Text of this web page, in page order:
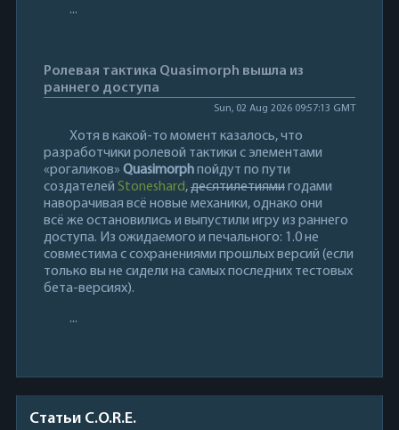
...
Ролевая тактика Quasimorph вышла из
раннего доступа
Sun, 02 Aug 2026 09:57:13 GMT
Хотя в какой-то момент казалось, что
разработчики ролевой тактики с элементами
«рогаликов» Quasimorphпойдут по пути
создателей Stoneshard,десятилетиямигодами
наворачивая всё новые механики, однако они
всё же остановились и выпустили игру из раннего
доступа. Из ожидаемого и печального: 1.0 не
совместима с сохранениями прошлых версий (если
только вы не сидели на самых последних тестовых
бета-версиях).
...
Статьи C.O.R.E.